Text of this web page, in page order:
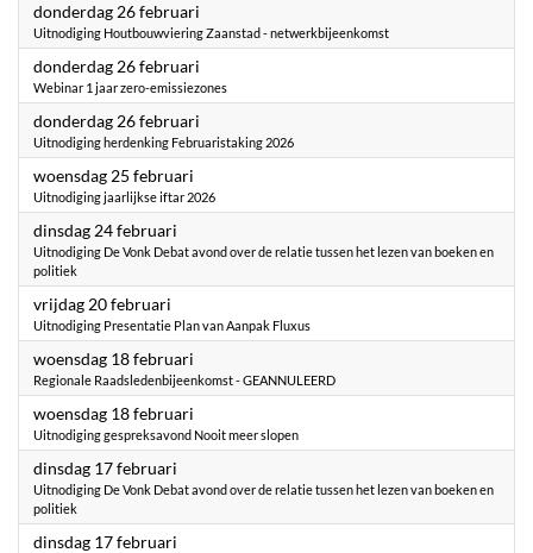
donderdag 26 februari
Uitnodiging Houtbouwviering Zaanstad - netwerkbijeenkomst
donderdag 26 februari
Webinar 1 jaar zero-emissiezones
donderdag 26 februari
Uitnodiging herdenking Februaristaking 2026
woensdag 25 februari
Uitnodiging jaarlijkse iftar 2026
dinsdag 24 februari
Uitnodiging De Vonk Debat avond over de relatie tussen het lezen van boeken en
politiek
vrijdag 20 februari
Uitnodiging Presentatie Plan van Aanpak Fluxus
woensdag 18 februari
Regionale Raadsledenbijeenkomst - GEANNULEERD
woensdag 18 februari
Uitnodiging gespreksavond Nooit meer slopen
dinsdag 17 februari
Uitnodiging De Vonk Debat avond over de relatie tussen het lezen van boeken en
politiek
dinsdag 17 februari